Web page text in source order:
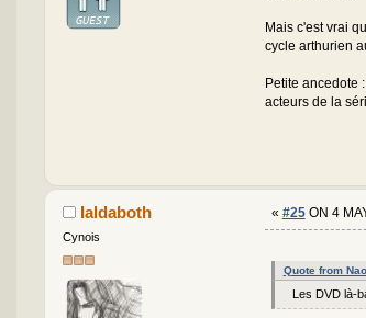
Mais c'est vrai
cycle arthurien
Petite ancedote
acteurs de la
Ialdaboth
Cynois
« #25ON 4
Quote from
Les DVD là-